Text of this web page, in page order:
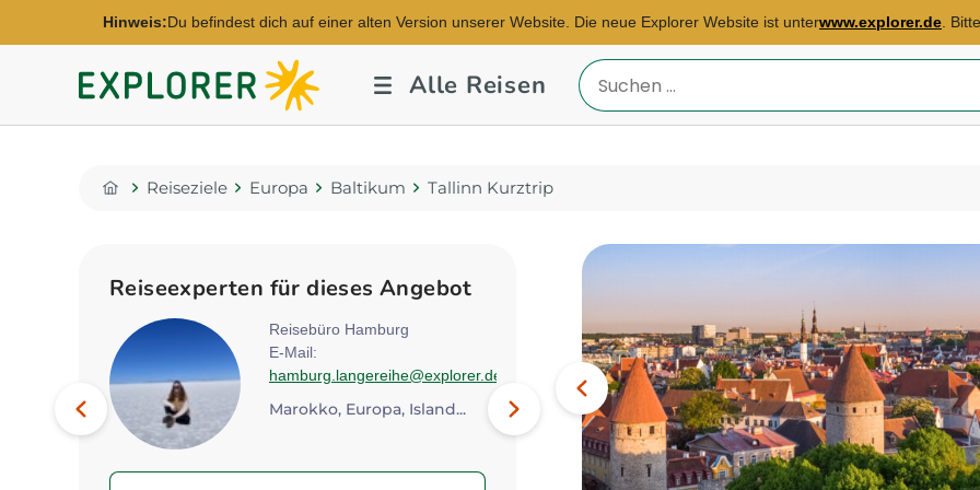
Hinweis:Du befindest dich auf einer alten Version unserer Website. Die neue Explorer Website ist unterwww.explorer.de .
Explorer
Fernreisen
Alle Reisen
Reiseland
eingeben
Home
Reiseziele Europa Baltikum Tallinn Kurztrip
Vorheriges
Bild
Reiseexperten für dieses Angebot
Reisebüro Hamburg
E-Mail:
hamburg.langereihe@explorer.de
Marokko, Europa, Island...
Reisebüro Essen
E-Mail:
tetiana.korytska@explorer.de
Ägypten, Türkei, Europa...
Nächstes
Bild